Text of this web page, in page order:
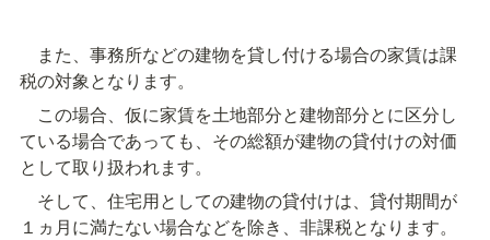
また、事務所などの建物を貸し付ける場合の家賃は課
税の対象となります。
この場合、仮に家賃を土地部分と建物部分とに区分し
ている場合であっても、その総額が建物の貸付けの対価
として取り扱われます。
そして、住宅用としての建物の貸付けは、貸付期間が
１ヵ月に満たない場合などを除き、非課税となります。